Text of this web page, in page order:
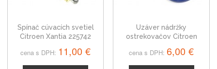
Spínač cúvacích svetiel
Citroen Xantia 225742
cena s DPH: 11,00 €
Uzáver nádržky
ostrekovačov Citroen
cena s DPH: 6,00 €